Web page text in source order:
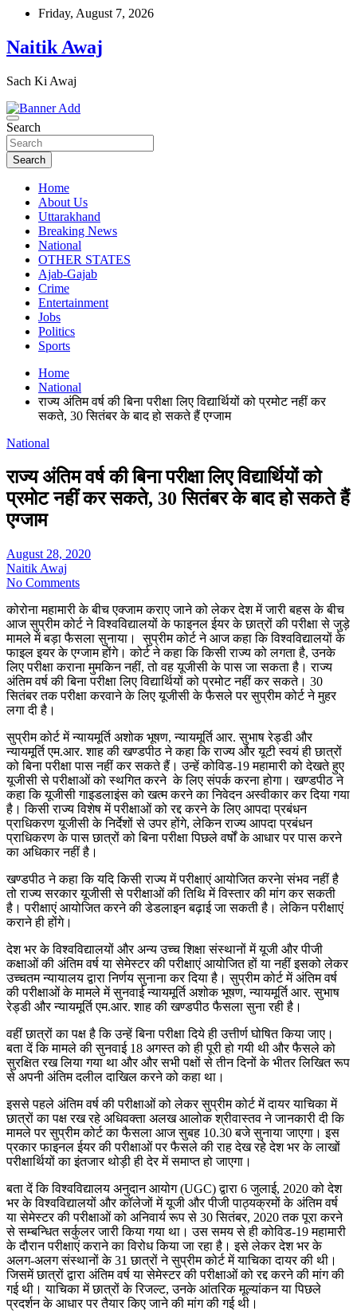
Skip
content
Friday, August 7, 2026
Naitik Awaj
Sach Ki Awaj
Search
Search
Home
About Us
Uttarakhand
Breaking News
National
OTHER STATES
Ajab-Gajab
Crime
Entertainment
Jobs
Politics
Sports
Home
National
राज्य अंतिम वर्ष की बिना परीक्षा लिए विद्यार्थियों को प्रमोट नहीं कर
सकते, 30 सितंबर के बाद हो सकते हैं एग्जाम
National
राज्य अंतिम वर्ष की बिना परीक्षा लिए विद्यार्थियों को
प्रमोट नहीं कर सकते, 30 सितंबर के बाद हो सकते हैं
एग्जाम
August 28, 2020
Naitik Awaj
No Comments
कोरोना महामारी के बीच एक्जाम कराए जाने को लेकर देश में जारी बहस के बीच
आज सुप्रीम कोर्ट ने विश्वविद्यालयों के फाइनल ईयर के छात्रों की परीक्षा से जुड़े
मामले में बड़ा फैसला सुनाया। सुप्रीम कोर्ट ने आज कहा कि विश्वविद्यालयों के
फाइल इयर के एग्जाम होंगे। कोर्ट ने कहा कि किसी राज्य को लगता है, उनके
लिए परीक्षा कराना मुमकिन नहीं, तो वह यूजीसी के पास जा सकता है। राज्य
अंतिम वर्ष की बिना परीक्षा लिए विद्यार्थियों को प्रमोट नहीं कर सकते। 30
सितंबर तक परीक्षा करवाने के लिए यूजीसी के फैसले पर सुप्रीम कोर्ट ने मुहर
लगा दी है।
सुप्रीम कोर्ट में न्यायमूर्ति अशोक भूषण, न्यायमूर्ति आर. सुभाष रेड्डी और
न्यायमूर्ति एम.आर. शाह की खण्डपीठ ने कहा कि राज्य और यूटी स्वयं ही छात्रों
को बिना परीक्षा पास नहीं कर सकते हैं। उन्हें कोविड-19 महामारी को देखते हुए
यूजीसी से परीक्षाओं को स्थगित करने के लिए संपर्क करना होगा। खण्डपीठ ने
कहा कि यूजीसी गाइडलाइंस को खत्म करने का निवेदन अस्वीकार कर दिया गया
है। किसी राज्य विशेष में परीक्षाओं को रद्द करने के लिए आपदा प्रबंधन
प्राधिकरण यूजीसी के निर्देशों से उपर होंगे, लेकिन राज्य आपदा प्रबंधन
प्राधिकरण के पास छात्रों को बिना परीक्षा पिछले वर्षों के आधार पर पास करने
का अधिकार नहीं है।
खण्डपीठ ने कहा कि यदि किसी राज्य में परीक्षाएं आयोजित करनेा संभव नहीं है
तो राज्य सरकार यूजीसी से परीक्षाओं की तिथि में विस्तार की मांग कर सकती
है। परीक्षाएं आयोजित करने की डेडलाइन बढ़ाई जा सकती है। लेकिन परीक्षाएं
कराने ही होंगे।
देश भर के विश्वविद्यालयों और अन्य उच्च शिक्षा संस्थानों में यूजी और पीजी
कक्षाओं की अंतिम वर्ष या सेमेस्टर की परीक्षाएं आयोजित हों या नहीं इसको लेकर
उच्चतम न्यायालय द्वारा निर्णय सुनाना कर दिया है। सुप्रीम कोर्ट में अंतिम वर्ष
की परीक्षाओं के मामले में सुनवाई न्यायमूर्ति अशोक भूषण, न्यायमूर्ति आर. सुभाष
रेड्डी और न्यायमूर्ति एम.आर. शाह की खण्डपीठ फैसला सुना रही है।
वहीं छात्रों का पक्ष है कि उन्हें बिना परीक्षा दिये ही उत्तीर्ण घोषित किया जाए।
बता दें कि मामले की सुनवाई 18 अगस्त को ही पूरी हो गयी थी और फैसले को
सुरक्षित रख लिया गया था और और सभी पक्षों से तीन दिनों के भीतर लिखित रूप
से अपनी अंतिम दलील दाखिल करने को कहा था।
इससे पहले अंतिम वर्ष की परीक्षाओं को लेकर सुप्रीम कोर्ट में दायर याचिका में
छात्रों का पक्ष रख रहे अधिवक्ता अलख आलोक श्रीवास्तव ने जानकारी दी कि
मामले पर सुप्रीम कोर्ट का फैसला आज सुबह 10.30 बजे सुनाया जाएगा। इस
प्रकार फाइनल ईयर की परीक्षाओं पर फैसले की राह देख रहे देश भर के लाखों
परीक्षार्थियों का इंतजार थोड़ी ही देर में समाप्त हो जाएगा।
बता दें कि विश्वविद्यालय अनुदान आयोग (UGC) द्वारा 6 जुलाई, 2020 को देश
भर के विश्वविद्यालयों और कॉलेजों में यूजी और पीजी पाठ्यक्रमों के अंतिम वर्ष
या सेमेस्टर की परीक्षाओं को अनिवार्य रूप से 30 सितंबर, 2020 तक पूरा करने
से सम्बन्धित सर्कुलर जारी किया गया था। उस समय से ही कोविड-19 महामारी
के दौरान परीक्षाएं कराने का विरोध किया जा रहा है। इसे लेकर देश भर के
अलग-अलग संस्थानों के 31 छात्रों ने सुप्रीम कोर्ट में याचिका दायर की थी।
जिसमें छात्रों द्वारा अंतिम वर्ष या सेमेस्टर की परीक्षाओं को रद्द करने की मांग की
गई थी। याचिका में छात्रों के रिजल्ट, उनके आंतरिक मूल्यांकन या पिछले
प्रदर्शन के आधार पर तैयार किए जाने की मांग की गई थी।